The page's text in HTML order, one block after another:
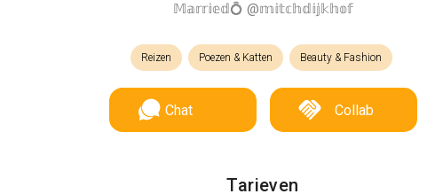
𝕄𝕒𝕣𝕣𝕚𝕖𝕕💍 @𝕞𝕚𝕥𝕔𝕙𝕕𝕚𝕛𝕜𝕙𝕠𝕗
Reizen Poezen & Katten Beauty & Fashion
Chat Collab
Tarieven